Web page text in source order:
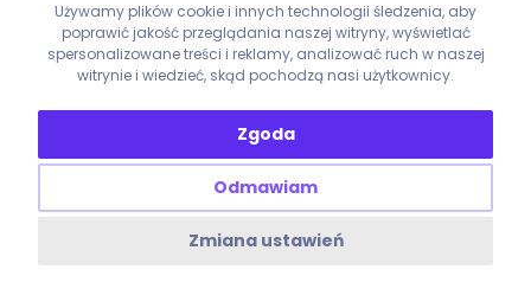
Używamy plików cookie i innych technologii śledzenia, aby
poprawić jakość przeglądania naszej witryny, wyświetlać
spersonalizowane treści i reklamy, analizować ruch w naszej
witrynie i wiedzieć, skąd pochodzą nasi użytkownicy.
Zgoda
Odmawiam
Zmiana ustawień